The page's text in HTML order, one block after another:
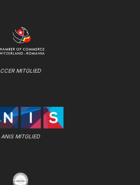
CCER MITGLIED
ANIS MITGLIED